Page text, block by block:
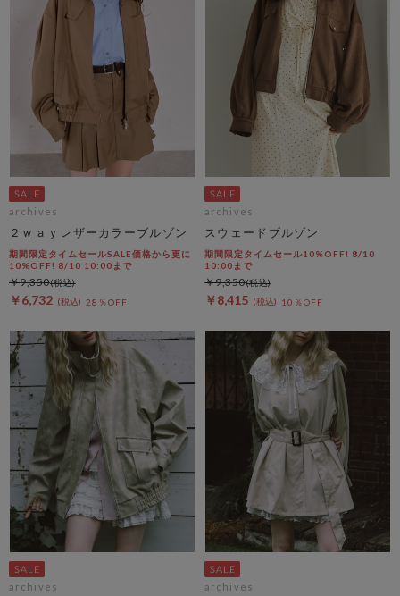
archives
２ｗａｙレザーカラーブルゾン
期間限定タイムセールSALE価格から更に
10%OFF! 8/10 10:00まで
￥6,732 28％OFF
￥9,350
archives
スウェードブルゾン
期間限定タイムセール10%OFF! 8/10
10:00まで
￥8,415 10％OFF
￥9,350
archives archives